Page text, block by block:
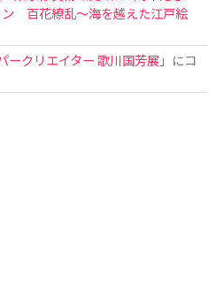
百花繚乱〜海を越えた江戸絵
ークリエイター 歌川国芳展 」にコ